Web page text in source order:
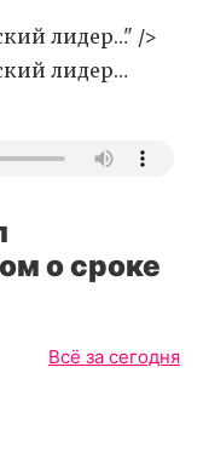
лидер…" />
лидер…
о сроке
Всё за сегодня